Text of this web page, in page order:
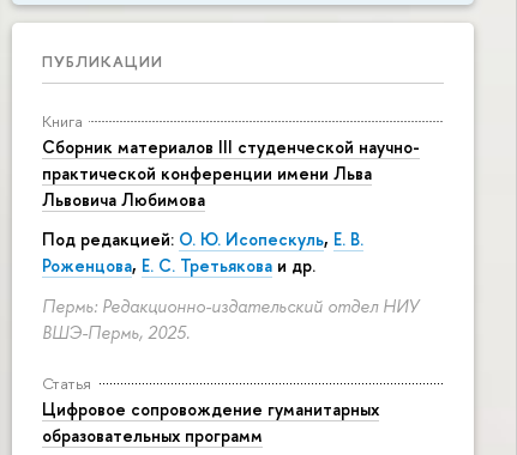
ПУБЛИКАЦИИ
Книга
Сборник материалов III студенческой научно-
практической конференции имени Льва
Львовича Любимова
Под редакцией: О. Ю. Исопескуль, Е. В.
Роженцова, Е. С. Третьякова и др.
Пермь: Редакционно-издательский отдел НИУ
ВШЭ-Пермь, 2025.
Статья
Цифровое сопровождение гуманитарных
образовательных программ